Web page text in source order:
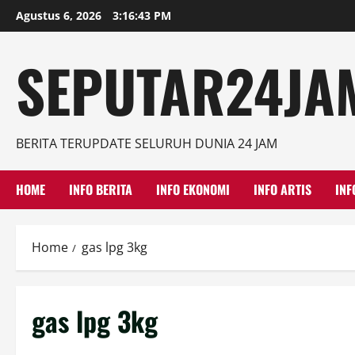
Skip
to
Agustus 6, 2026 3:16:44 PM
BERITA TERUPDATE SELURUH DUNIA 24 JAM
HOME INFO BERITA INFO EKONOMI INFO ARTIS
Home gas lpg 3kg
gas lpg 3kg